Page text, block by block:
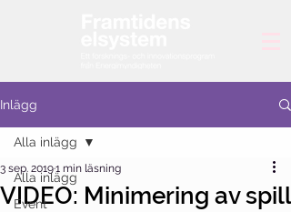
Inlägg
Alla inlägg
Event
Alla inlägg
VIDEO: Minimering av spill
3 sep. 20191 min läsning